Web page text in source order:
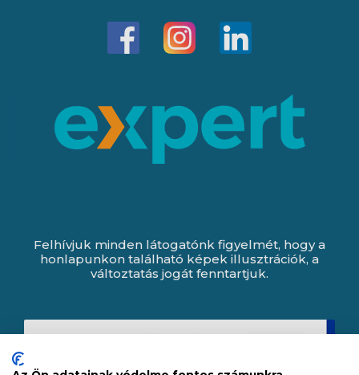
Felhívjuk minden látogatónk figyelmét, hogy a
honlapunkon található képek illusztrációk, a
változtatás jogát fenntartjuk.